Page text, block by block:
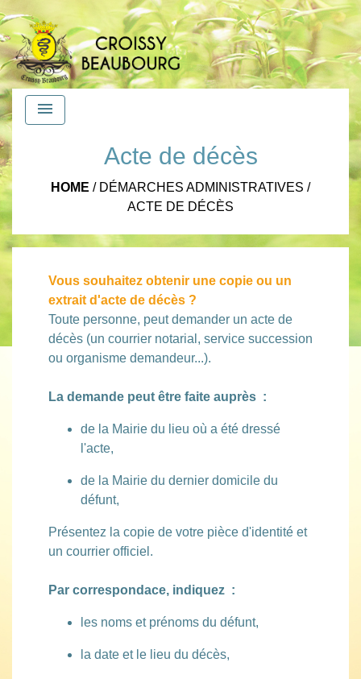
menu
Acte de décès
HOME / DÉMARCHES ADMINISTRATIVES /
ACTE DE DÉCÈS
Vous souhaitez obtenir une copie ou un
extrait d'acte de décès ?
Toute personne, peut demander un acte de
décès (un courrier notarial, service succession
ou organisme demandeur...).
La demande peut être faite auprès :
de la Mairie du lieu où a été dressé
l'acte,
de la Mairie du dernier domicile du
défunt,
Présentez la copie de votre pièce d'identité et
un courrier officiel.
Par correspondace, indiquez :
les noms et prénoms du défunt,
la date et le lieu du décès,